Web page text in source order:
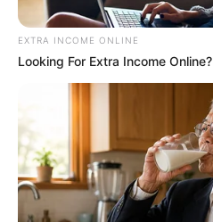
EXTRA INCOME ONLINE
Looking For Extra Income Online?